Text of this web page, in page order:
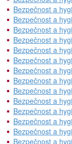
Bezpečnost a
Bezpečnost a
Bezpečnost a
Bezpečnost a
Bezpečnost a
Bezpečnost a
Bezpečnost a
Bezpečnost a
Bezpečnost a
Bezpečnost a
Bezpečnost a
Bezpečnost a
Bezpečnost a
Bezpečnost a